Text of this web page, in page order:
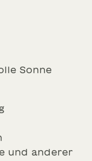
Sonne
und anderer